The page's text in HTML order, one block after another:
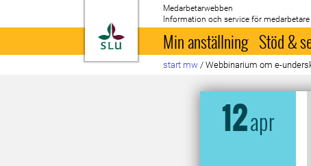
Till startsida
Medarbetarwebben
Information och service för medarbetare
Min anställning Stöd &
start mw / Webbinarium om e-
12apr